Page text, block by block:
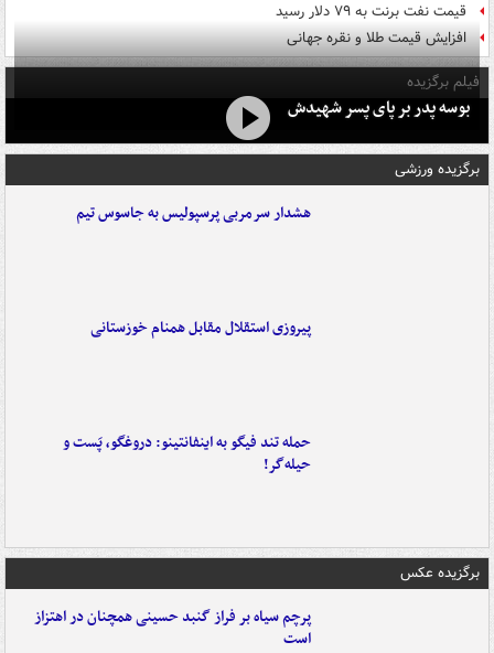
قیمت نفت برنت به ۷۹ دلار رسید
افزایش قیمت طلا و نقره جهانی
فیلم برگزیده
بوسه‌ پدر بر پای پسر شهیدش
برگزیده ورزشی
هشدار سرمربی پرسپولیس به جاسوس تیم
پیروزی استقلال مقابل همنام خوزستانی
حمله تند فیگو به اینفانتینو: دروغگو، پَست‌ و
حیله‌گر!
برگزیده عکس
پرچم سیاه بر فراز گنبد حسینی همچنان در اهتزاز
است